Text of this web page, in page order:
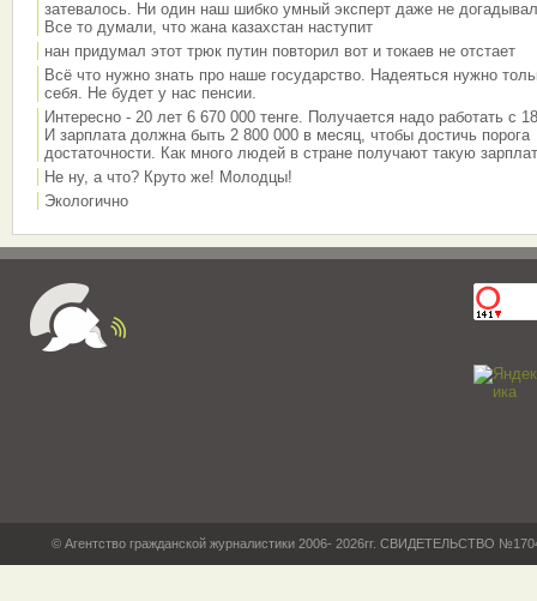
затевалось. Ни один наш шибко умный эксперт даже не
Все то думали, что жана казахстан наступит
нан придумал этот трюк путин повторил вот и токаев не отстает
Всё что нужно знать про наше государство. Надеяться нужно
себя. Не будет у нас пенсии.
Интересно - 20 лет 6 670 000 тенге. Получается надо работать с
И зарплата должна быть 2 800 000 в месяц, чтобы достичь порога
достаточности. Как много людей в стране получают такую
Не ну, а что? Круто же! Молодцы!
Экологично
© Агентство гражданской журналистики 2006- 2026гг. СВИДЕТЕЛЬСТВО